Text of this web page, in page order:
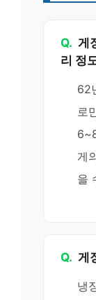
Q. 게
리 정
62
로
게
을
Q. 게
냉